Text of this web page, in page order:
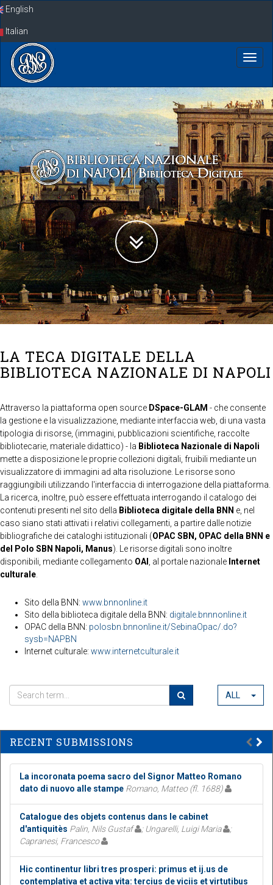
SkipEnglish
Italian
LA TECA DIGITALE DELLA
BIBLIOTECA NAZIONALE DI NAPOLI
Attraverso la piattaforma open source DSpace-GLAM - che consente
la gestione e la visualizzazione, mediante interfaccia web, di una vasta
tipologia di risorse, (immagini, pubblicazioni scientifiche, raccolte
bibliotecarie, materiale didattico) - la Biblioteca Nazionale di Napoli
mette a disposizione le proprie collezioni digitali, fruibili mediante un
visualizzatore di immagini ad alta risoluzione. Le risorse sono
raggiungibili utilizzando l'interfaccia di interrogazione della piattaforma.
La ricerca, inoltre, può essere effettuata interrogando il catalogo dei
contenuti presenti nel sito della Biblioteca digitale della BNN e, nel
caso siano stati attivati i relativi collegamenti, a partire dalle notizie
bibliografiche dei cataloghi istituzionali (OPAC SBN, OPAC della BNN e
del Polo SBN Napoli, Manus). Le risorse digitali sono inoltre
disponibili, mediante collegamento OAI , al portale nazionale Internet
culturale
Sito della BNN: www.bnnonline.it
Sito della biblioteca digitale della BNN: digitale.bnnnonline.it
OPAC della BNN: polosbn.bnnonline.it/SebinaOpac/.do?
sysb=NAPBN
Internet culturale: www.internetculturale.it
ALL
RECENT SUBMISSIONS
La incoronata poema sacro del Signor Matteo Romano
dato di nuovo alle stampe Romano, Matteo (fl. 1688)
Catalogue des objets contenus dans le cabinet
d'antiquitès Palin, Nils Gustaf ; Ungarelli, Luigi Maria
;
Capranesi, Francesco
Hic continentur libri tres prosperi: primus et ij.us de
contemplativa et activa vita: tercius de viciis et virtutibus